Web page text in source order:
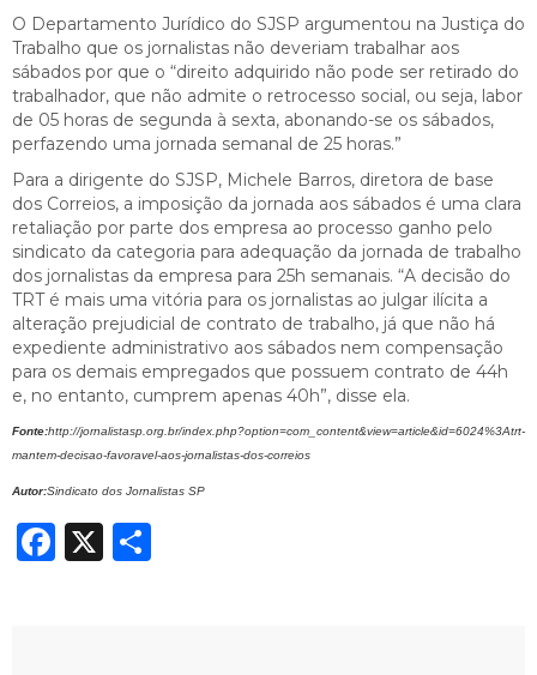
O Departamento Jurídico do SJSP argumentou na Justiça do
Trabalho que os jornalistas não deveriam trabalhar aos
sábados por que o “direito adquirido não pode ser retirado do
trabalhador, que não admite o retrocesso social, ou seja, labor
de 05 horas de segunda à sexta, abonando-se os sábados,
perfazendo uma jornada semanal de 25 horas.”
Para a dirigente do SJSP, Michele Barros, diretora de base
dos Correios, a imposição da jornada aos sábados é uma clara
retaliação por parte dos empresa ao processo ganho pelo
sindicato da categoria para adequação da jornada de trabalho
dos jornalistas da empresa para 25h semanais. “A decisão do
TRT é mais uma vitória para os jornalistas ao julgar ilícita a
alteração prejudicial de contrato de trabalho, já que não há
expediente administrativo aos sábados nem compensação
para os demais empregados que possuem contrato de 44h
e, no entanto, cumprem apenas 40h”, disse ela.
Fonte:http://jornalistasp.org.br/index.php?option=com_content&view=article&id=6024%3Atrt-
mantem-decisao-favoravel-aos-jornalistas-dos-correios
Autor:Sindicato dos Jornalistas SP
Facebook
X